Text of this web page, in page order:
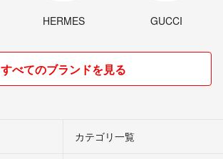
HERMES GUCCI
すべてのブランドを見る
カテゴリ一覧